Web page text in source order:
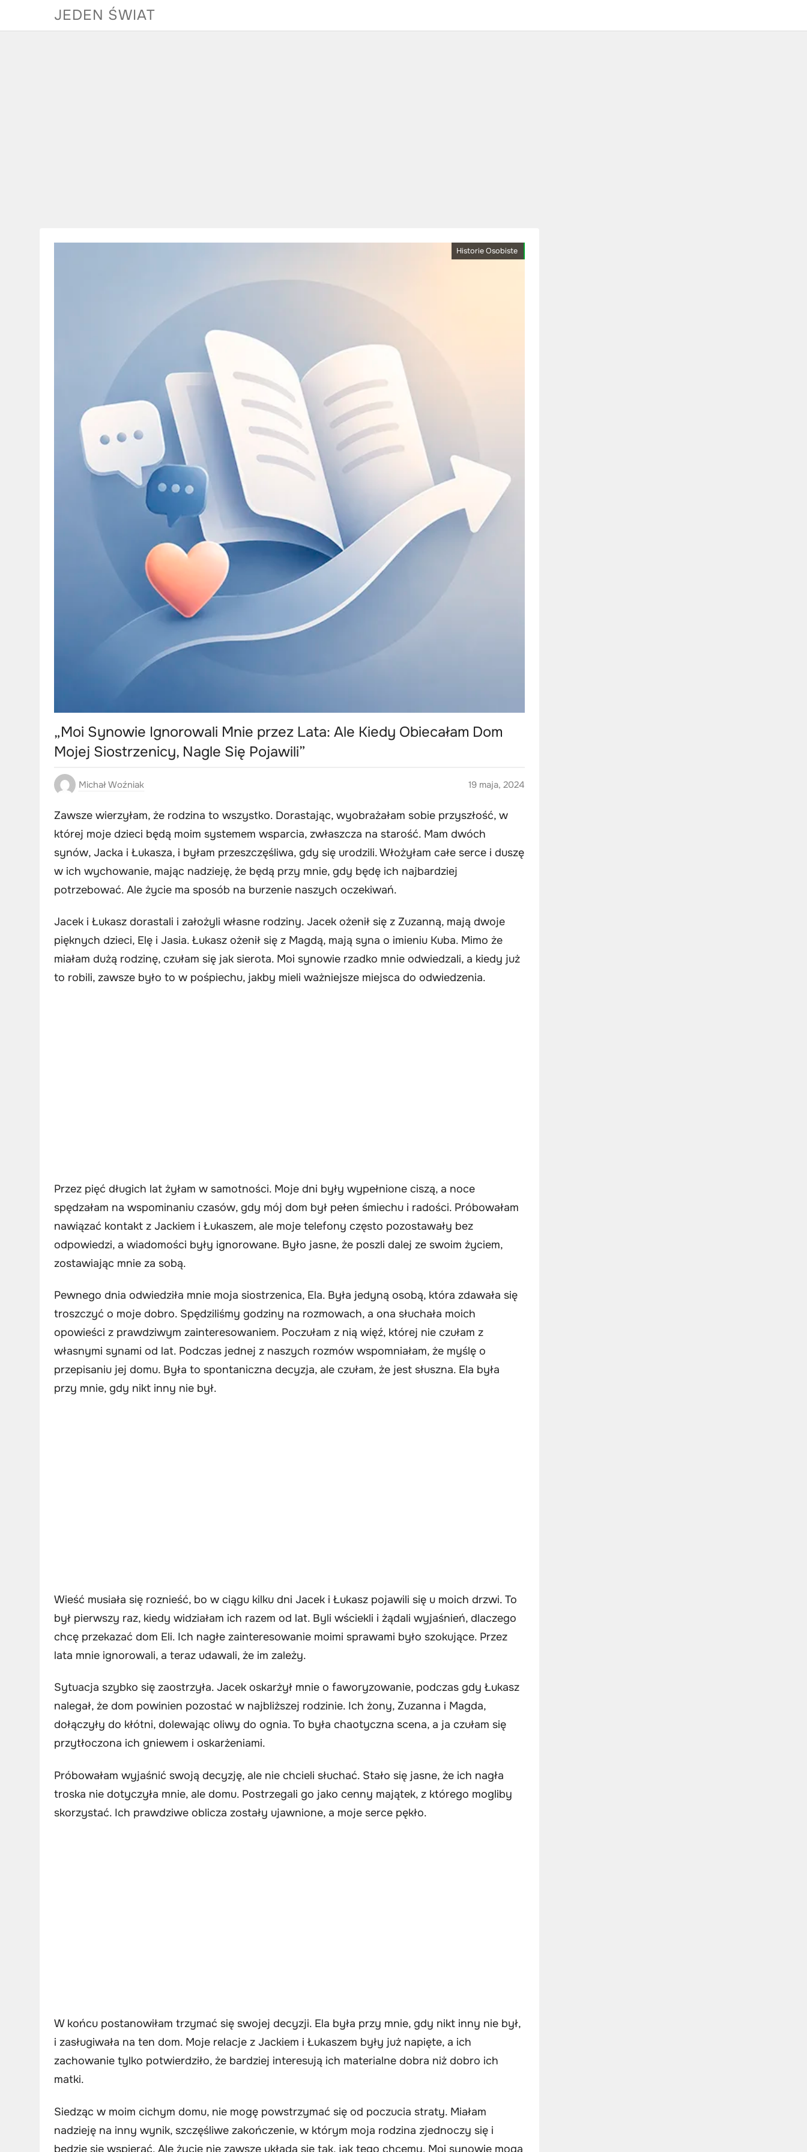
JEDEN ŚWIAT
Historie Osobiste
„Moi Synowie Ignorowali Mnie przez Lata: Ale Kiedy Obiecałam Dom
Mojej Siostrzenicy, Nagle Się Pojawili”
Michał Woźniak 19 maja, 2024
Zawsze wierzyłam, że rodzina to wszystko. Dorastając, wyobrażałam sobie przyszłość, w
której moje dzieci będą moim systemem wsparcia, zwłaszcza na starość. Mam dwóch
synów, Jacka i Łukasza, i byłam przeszczęśliwa, gdy się urodzili. Włożyłam całe serce i duszę
w ich wychowanie, mając nadzieję, że będą przy mnie, gdy będę ich najbardziej
potrzebować. Ale życie ma sposób na burzenie naszych oczekiwań.
Jacek i Łukasz dorastali i założyli własne rodziny. Jacek ożenił się z Zuzanną, mają dwoje
pięknych dzieci, Elę i Jasia. Łukasz ożenił się z Magdą, mają syna o imieniu Kuba. Mimo że
miałam dużą rodzinę, czułam się jak sierota. Moi synowie rzadko mnie odwiedzali, a kiedy już
to robili, zawsze było to w pośpiechu, jakby mieli ważniejsze miejsca do odwiedzenia.
Przez pięć długich lat żyłam w samotności. Moje dni były wypełnione ciszą, a noce
spędzałam na wspominaniu czasów, gdy mój dom był pełen śmiechu i radości. Próbowałam
nawiązać kontakt z Jackiem i Łukaszem, ale moje telefony często pozostawały bez
odpowiedzi, a wiadomości były ignorowane. Było jasne, że poszli dalej ze swoim życiem,
zostawiając mnie za sobą.
Pewnego dnia odwiedziła mnie moja siostrzenica, Ela. Była jedyną osobą, która zdawała się
troszczyć o moje dobro. Spędziliśmy godziny na rozmowach, a ona słuchała moich
opowieści z prawdziwym zainteresowaniem. Poczułam z nią więź, której nie czułam z
własnymi synami od lat. Podczas jednej z naszych rozmów wspomniałam, że myślę o
przepisaniu jej domu. Była to spontaniczna decyzja, ale czułam, że jest słuszna. Ela była
przy mnie, gdy nikt inny nie był.
Wieść musiała się roznieść, bo w ciągu kilku dni Jacek i Łukasz pojawili się u moich drzwi. To
był pierwszy raz, kiedy widziałam ich razem od lat. Byli wściekli i żądali wyjaśnień, dlaczego
chcę przekazać dom Eli. Ich nagłe zainteresowanie moimi sprawami było szokujące. Przez
lata mnie ignorowali, a teraz udawali, że im zależy.
Sytuacja szybko się zaostrzyła. Jacek oskarżył mnie o faworyzowanie, podczas gdy Łukasz
nalegał, że dom powinien pozostać w najbliższej rodzinie. Ich żony, Zuzanna i Magda,
dołączyły do kłótni, dolewając oliwy do ognia. To była chaotyczna scena, a ja czułam się
przytłoczona ich gniewem i oskarżeniami.
Próbowałam wyjaśnić swoją decyzję, ale nie chcieli słuchać. Stało się jasne, że ich nagła
troska nie dotyczyła mnie, ale domu. Postrzegali go jako cenny majątek, z którego mogliby
skorzystać. Ich prawdziwe oblicza zostały ujawnione, a moje serce pękło.
W końcu postanowiłam trzymać się swojej decyzji. Ela była przy mnie, gdy nikt inny nie był,
i zasługiwała na ten dom. Moje relacje z Jackiem i Łukaszem były już napięte, a ich
zachowanie tylko potwierdziło, że bardziej interesują ich materialne dobra niż dobro ich
matki.
Siedząc w moim cichym domu, nie mogę powstrzymać się od poczucia straty. Miałam
nadzieję na inny wynik, szczęśliwe zakończenie, w którym moja rodzina zjednoczy się i
będzie się wspierać. Ale życie nie zawsze układa się tak, jak tego chcemy. Moi synowie mogą